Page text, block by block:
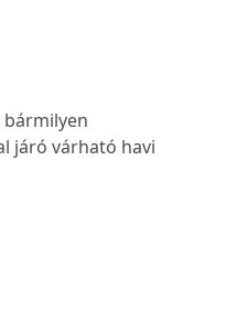
bármilyen
járó várható havi